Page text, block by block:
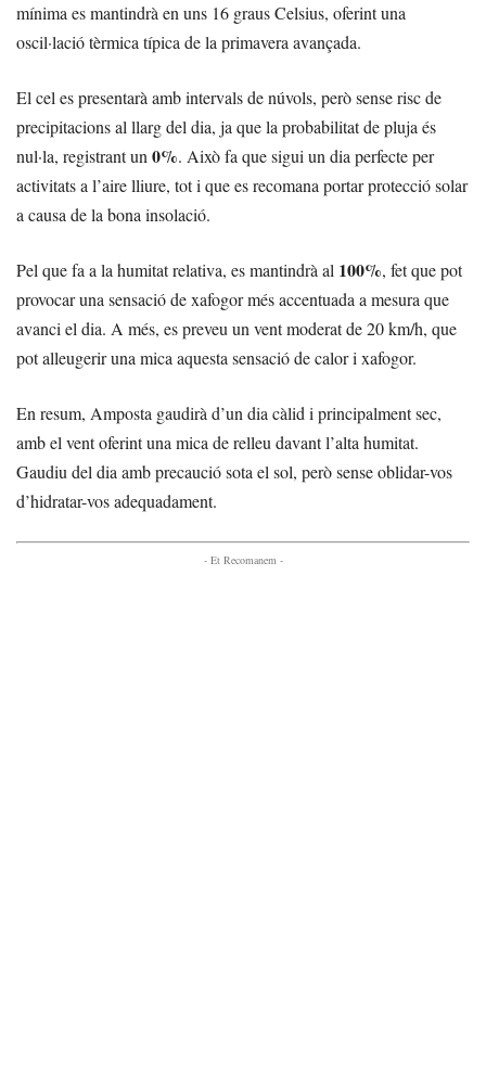
mínima es mantindrà en uns 16 graus Celsius, oferint una
oscil·lació tèrmica típica de la primavera avançada.
El cel es presentarà amb intervals de núvols, però sense risc de
precipitacions al llarg del dia, ja que la probabilitat de pluja és
nul·la, registrant un0%. Això fa que sigui un dia perfecte per
activitats a l’aire lliure, tot i que es recomana portar protecció solar
a causa de la bona insolació.
Pel que fa a la humitat relativa, es mantindrà al 100%, fet que pot
provocar una sensació de xafogor més accentuada a mesura que
avanci el dia. A més, es preveu un vent moderat de 20 km/h, que
pot alleugerir una mica aquesta sensació de calor i xafogor.
En resum, Amposta gaudirà d’un dia càlid i principalment sec,
amb el vent oferint una mica de relleu davant l’alta humitat.
Gaudiu del dia amb precaució sota el sol, però sense oblidar-vos
d’hidratar-vos adequadament.
- Et Recomanem -